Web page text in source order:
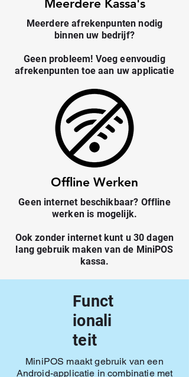
Meerdere Kassa's
Meerdere afrekenpunten nodig
binnen uw bedrijf?
Geen probleem! Voeg eenvoudig
afrekenpunten toe aan uw applicatie
Offline Werken
Geen internet beschikbaar? Offline
werken is mogelijk.
Ook zonder internet kunt u 30 dagen
lang gebruik maken van de MiniPOS
kassa.
Funct
ionali
teit
MiniPOS maakt gebruik van een
Android-applicatie in combinatie met